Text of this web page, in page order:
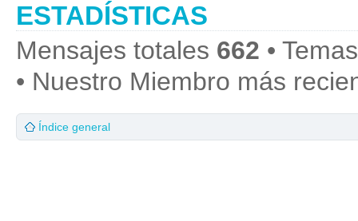
ESTADÍSTICAS
Mensajes totales 662 •
• Nuestro Miembro más
Índice general